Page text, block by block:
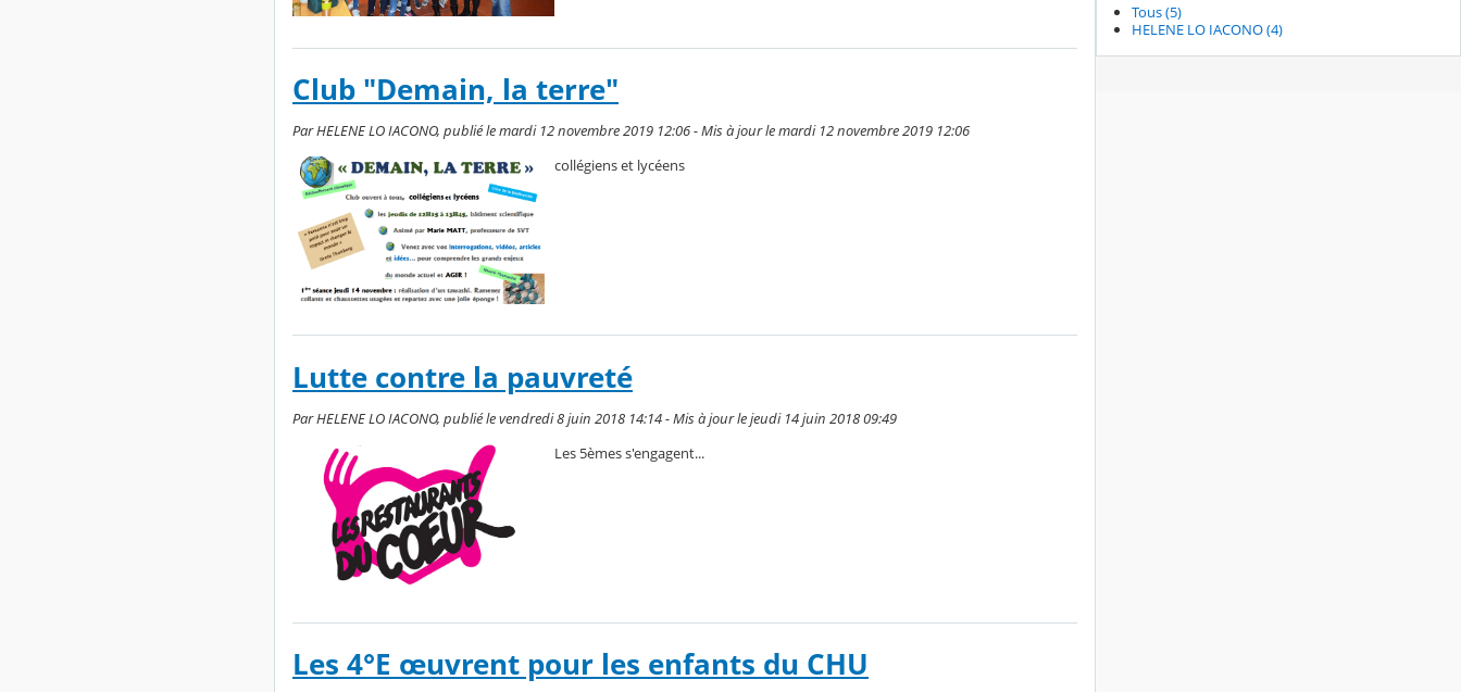
Club "Demain, la terre"
Par HELENE LO IACONO, publié le mardi 12 novembre 2019 12:06 - Mis à jour le mardi 12 novembre 2019 12:06
collégiens et lycéens
Lutte contre la pauvreté
Par HELENE LO IACONO, publié le vendredi 8 juin 2018 14:14 - Mis à jour le jeudi 14 juin 2018 09:49
Les 5èmes s'engagent...
Les 4°E œuvrent pour les enfants du CHU
Tous (5)
HELENE LO IACONO (4)